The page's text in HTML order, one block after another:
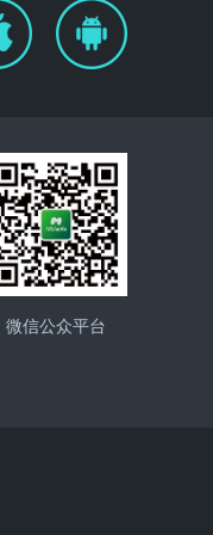
微信公众平台